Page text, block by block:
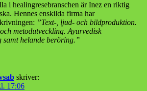
i healingresebranschen är Inez en riktig
Hennes enskilda firma har
”Text-, ljud- och bildproduktion.
metodutveckling. Ayurvedisk
samt helande beröring.”
skriver:
17:06